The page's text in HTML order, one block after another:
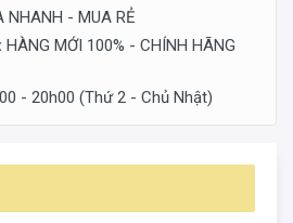
NHANH - MUA RẺ
HÀNG MỚI 100% - CHÍNH HÃNG
- 20h00 (Thứ 2 - Chủ Nhật)